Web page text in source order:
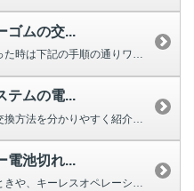
ゴムの交...
ウィンドウの拭き取り具合が悪くなった時は下記の手順の通りワイパーの交換をし...
テムの電...
キーレスオペレーションキーの電池交換方法を分かりやすく紹介する動画をご用意...
電池切れ...
ドアスイッチを押しても解錠しないときや、キーレスオペレーションキーのボタン...